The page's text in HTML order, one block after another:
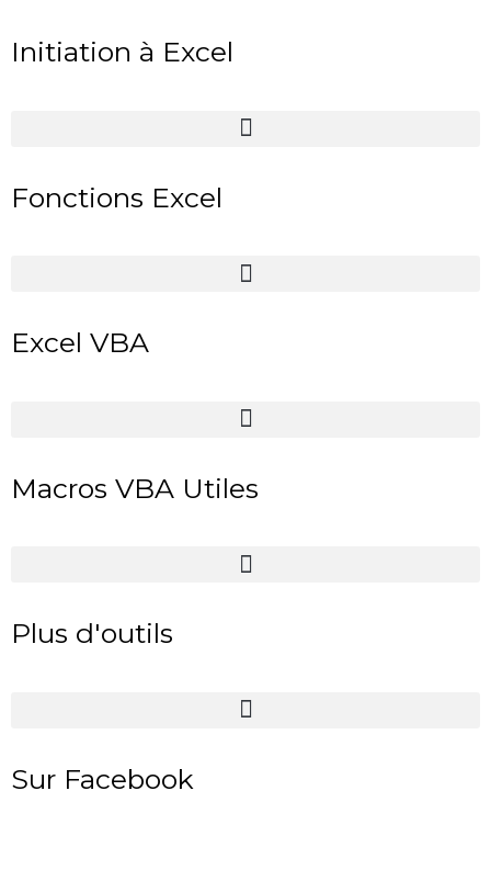
Initiation à Excel
Fonctions Excel
Excel VBA
Macros VBA Utiles
Plus d'outils
Sur Facebook